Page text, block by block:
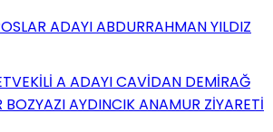
ADAYI ABDURRAHMAN YILDIZ
A ADAYI CAVİDAN DEMİRAĞ
BOZYAZI AYDINCIK ANAMUR ZİYARETİ